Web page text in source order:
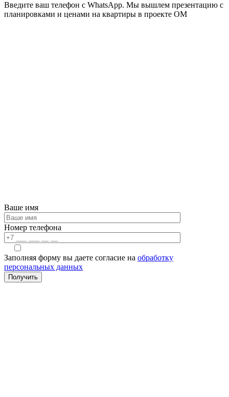
Введите ваш телефон c WhatsApp. Мы вышлем презентацию с
планировками и ценами на квартиры в проекте ОМ
Ваше имя
Номер телефона
Заполняя форму вы даете согласие на обработку
персональных данных